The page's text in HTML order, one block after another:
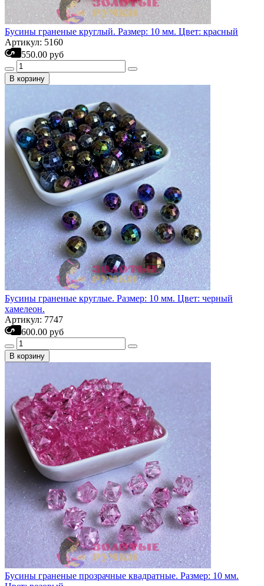
Бусины граненые круглый. Размер: 10 мм. Цвет: красный
Артикул: 5160
550.00 руб
В корзину
Бусины граненые круглые. Размер: 10 мм. Цвет: черный
хамелеон.
Артикул: 7747
600.00 руб
В корзину
Бусины граненые прозрачные квадратные. Размер: 10 мм.